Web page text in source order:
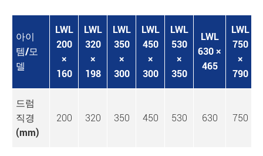
아이
템/모
델
LWL
200
×
160
LWL
320
×
198
LWL
350
×
300
LWL
450
×
300
LWL
530
×
350
LWL
630 ×
465
LWL
750
×
790
드럼
직경
(mm)
200 320 350 450 530 630 750